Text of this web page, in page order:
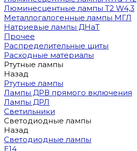
Люминесцентные лампы T2 W4,3
Металлогалогенные лампы МГЛ
Натриевые лампы ДНаТ
Прочее
Распределительные щиты
Расходные материалы
Ртутные лампы
Назад
Ртутные лампы
Лампы ДРВ прямого включения
Лампы ДРЛ
Светильники
Светодиодные лампы
Назад
Светодиодные лампы
E14